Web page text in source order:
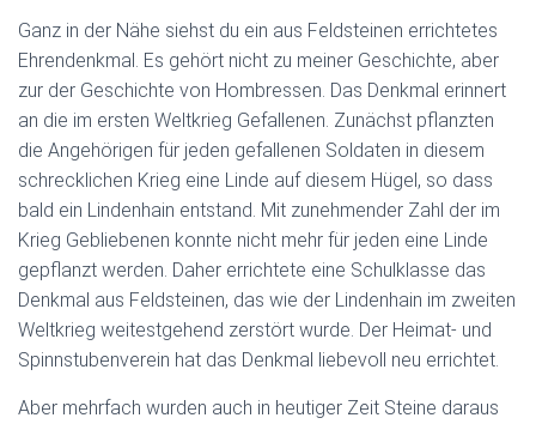
Ganz in der Nähe siehst du ein aus Feldsteinen errichtetes
Ehrendenkmal. Es gehört nicht zu meiner Geschichte, aber
zur der Geschichte von Hombressen. Das Denkmal erinnert
an die im ersten Weltkrieg Gefallenen. Zunächst pflanzten
die Angehörigen für jeden gefallenen Soldaten in diesem
schrecklichen Krieg eine Linde auf diesem Hügel, so dass
bald ein Lindenhain entstand. Mit zunehmender Zahl der im
Krieg Gebliebenen konnte nicht mehr für jeden eine Linde
gepflanzt werden. Daher errichtete eine Schulklasse das
Denkmal aus Feldsteinen, das wie der Lindenhain im zweiten
Weltkrieg weitestgehend zerstört wurde. Der Heimat- und
Spinnstubenverein hat das Denkmal liebevoll neu errichtet.
Aber mehrfach wurden auch in heutiger Zeit Steine daraus